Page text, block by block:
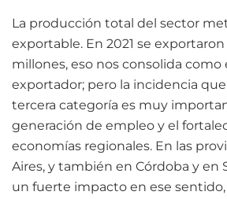
La producción total del sector
exportable. En 2021 se exportaron
millones, eso nos consolida
exportador; pero la incidencia
tercera categoría es muy
generación de empleo y el
economías regionales. En las
Aires, y también en Córdoba y en
un fuerte impacto en ese